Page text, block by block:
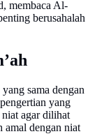
membaca Al-
berusahalah
sama dengan
yang
agar dilihat
amal dengan niat